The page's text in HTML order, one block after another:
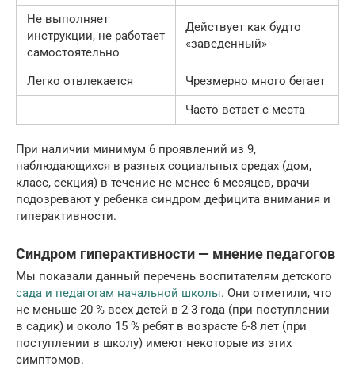
Не выполняет
инструкции, не работает
самостоятельно
Действует как будто
«заведенный»
Легко отвлекается
Чрезмерно много бегает
Часто встает с места
При наличии минимум 6 проявлений из 9,
наблюдающихся в разных социальных средах (дом,
класс, секция) в течение не менее 6 месяцев, врачи
подозревают у ребенка синдром дефицита внимания и
гиперактивности.
Синдром гиперактивности — мнение педагогов
Мы показали данный перечень воспитателям детского
сада и педагогам начальной школы. Они отметили, что
не меньше 20 % всех детей в 2-3 года (при поступлении
в садик) и около 15 % ребят в возрасте 6-8 лет (при
поступлении в школу) имеют некоторые из этих
симптомов.